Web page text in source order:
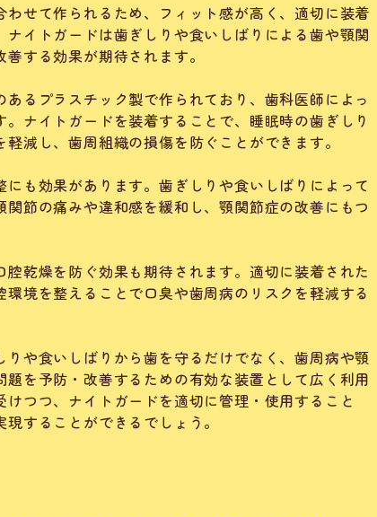
せて作られるため、フィット感が高く、適切に装着
イトガードは歯ぎしりや食いしばりによる歯や顎関
する効果が期待されます。
るプラスチック製で作られており、歯科医師によっ
ナイトガードを装着することで、睡眠時の歯ぎしり
減し、歯周組織の損傷を防ぐことができます。
も効果があります。歯ぎしりや食いしばりによって
節の痛みや違和感を緩和し、顎関節症の改善にもつ
乾燥を防ぐ効果も期待されます。適切に装着された
境を整えることで口臭や歯周病のリスクを軽減する
や食いしばりから歯を守るだけでなく、歯周病や顎
を予防・改善するための有効な装置として広く利用
つつ、ナイトガードを適切に管理・使用すること
することができるでしょう。